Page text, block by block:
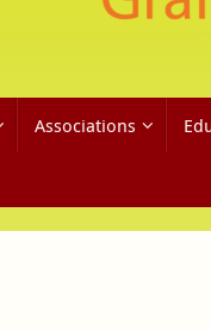
Associations